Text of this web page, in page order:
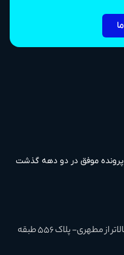
پرونده موفق در دو دهه گذشت
آدرس: تهران -خیابان شریعتی- بالاتر از مطهری- پلاک 556 طبقه